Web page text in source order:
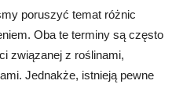
poruszyć temat różnic
Oba te terminy są często
związanej z roślinami,
Jednakże, istnieją pewne